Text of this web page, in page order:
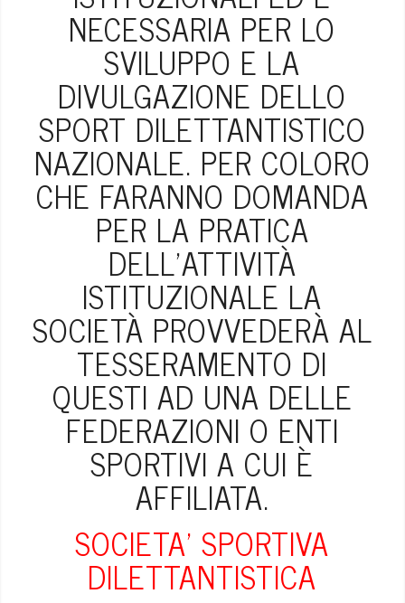
NECESSARIA PER LO
SVILUPPO E LA
DIVULGAZIONE DELLO
SPORT DILETTANTISTICO
NAZIONALE. PER COLORO
CHE FARANNO DOMANDA
PER LA PRATICA
DELL’ATTIVITÀ
ISTITUZIONALE LA
SOCIETÀ PROVVEDERÀ AL
TESSERAMENTO DI
QUESTI AD UNA DELLE
FEDERAZIONI O ENTI
SPORTIVI A CUI È
AFFILIATA.
SOCIETA’ SPORTIVA
DILETTANTISTICA